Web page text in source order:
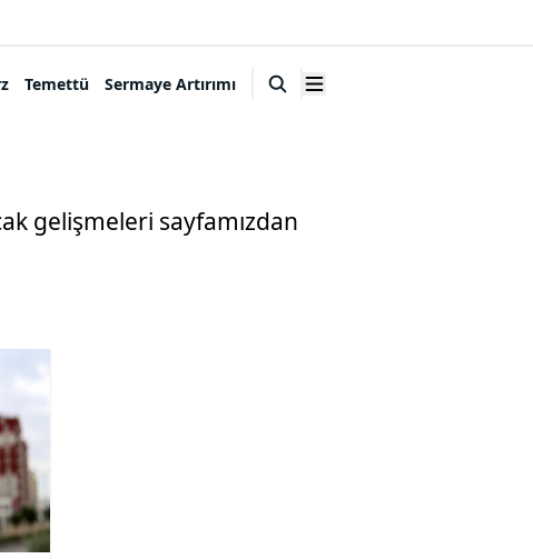
Temettü Sermaye Artırımı
gelişmeleri sayfamızdan